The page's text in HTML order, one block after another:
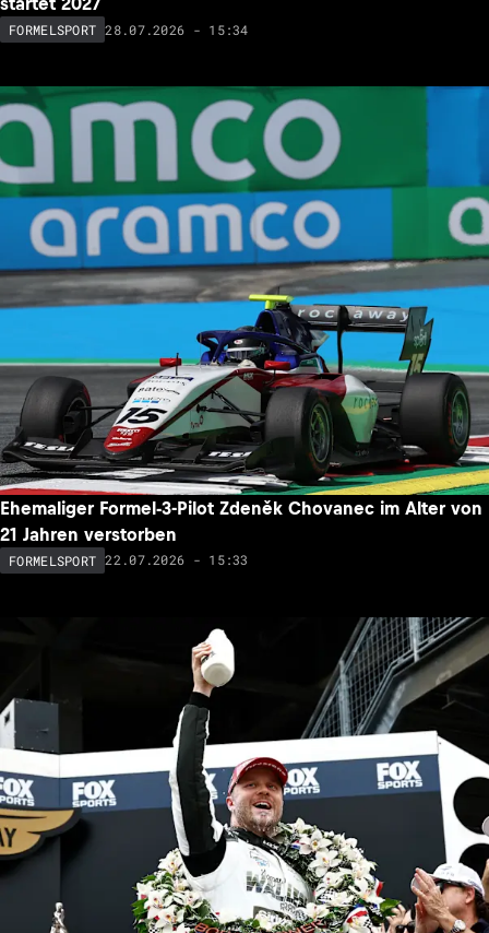
FORMELSPORT 28.07.2026 - 15:34
Ehemaliger Formel-3-Pilot Zdeněk Chovanec im Alter von
21 Jahren verstorben
FORMELSPORT 22.07.2026 - 15:33